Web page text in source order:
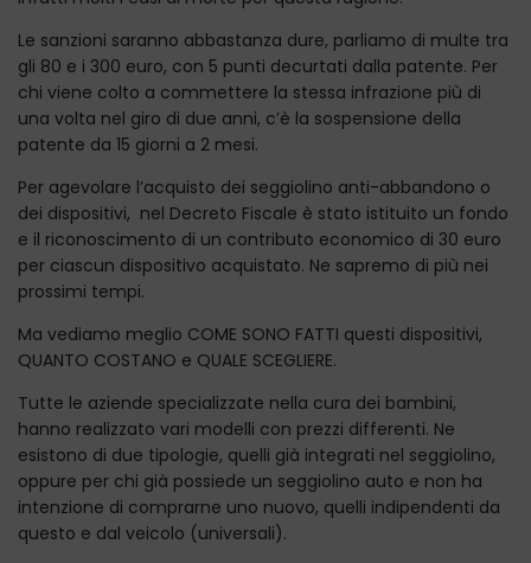
Le sanzioni saranno abbastanza dure, parliamo di multe tra
gli 80 e i 300 euro, con 5 punti decurtati dalla patente. Per
chi viene colto a commettere la stessa infrazione più di
una volta nel giro di due anni, c’è la sospensione della
patente da 15 giorni a 2 mesi.
Per agevolare l’acquisto dei seggiolino anti-abbandono o
dei dispositivi, nel Decreto Fiscale è stato istituito un fondo
e il riconoscimento di un contributo economico di 30 euro
per ciascun dispositivo acquistato. Ne sapremo di più nei
prossimi tempi.
Ma vediamo meglio COME SONO FATTI questi dispositivi,
QUANTO COSTANO e QUALE SCEGLIERE.
Tutte le aziende specializzate nella cura dei bambini,
hanno realizzato vari modelli con prezzi differenti. Ne
esistono di due tipologie, quelli già integrati nel seggiolino,
oppure per chi già possiede un seggiolino auto e non ha
intenzione di comprarne uno nuovo, quelli indipendenti da
questo e dal veicolo (universali).